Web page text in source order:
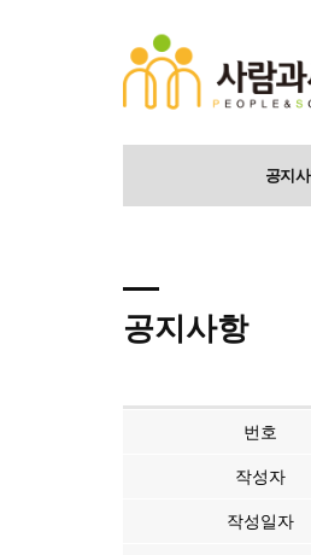
공지
공지사항
번호
작성자
작성일자